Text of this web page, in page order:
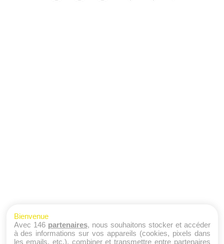
Bienvenue
Avec 146 partenaires, nous souhaitons stocker et accéder
à des informations sur vos appareils (cookies, pixels dans
les emails, etc.), combiner et transmettre entre partenaires